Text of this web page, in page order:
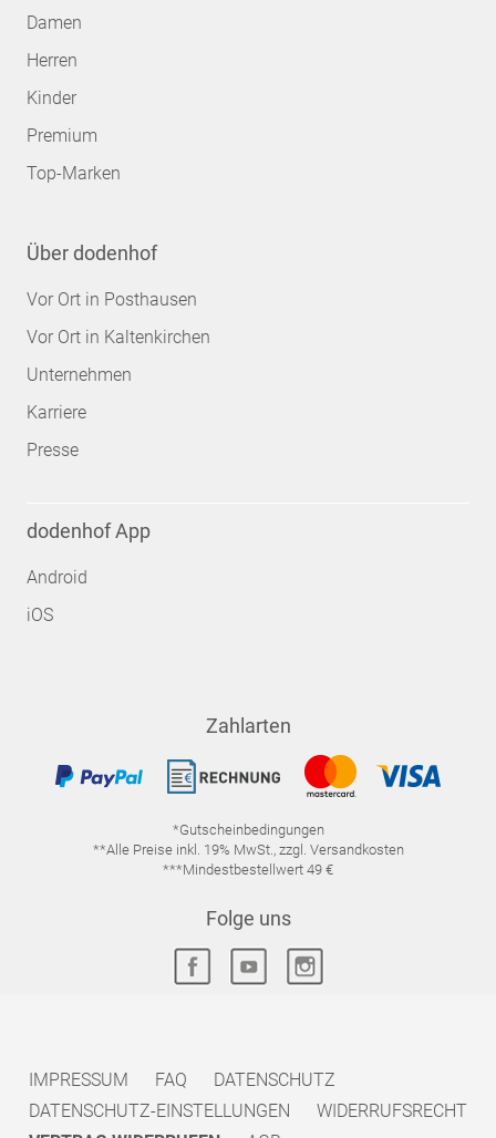
Damen
Herren
Kinder
Premium
Top-Marken
Über dodenhof
Vor Ort in Posthausen
Vor Ort in Kaltenkirchen
Unternehmen
Karriere
Presse
dodenhof App
Android
iOS
Zahlarten
*Gutscheinbedingungen
**Alle Preise inkl. 19% MwSt., zzgl. Versandkosten
***Mindestbestellwert 49 €
Folge uns
IMPRESSUM FAQ
DATENSCHUTZ
DATENSCHUTZ-EINSTELLUNGEN
WIDERRUFSRECHT